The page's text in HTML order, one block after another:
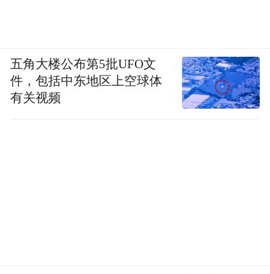
五角大楼公布第5批UFO文
件，包括中东地区上空球体
有关视频